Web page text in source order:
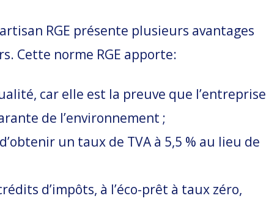
RGE présente plusieurs avantages
Cette norme RGE apporte:
car elle est la preuve que l’entreprise
de l’environnement ;
un taux de TVA à 5,5 % au lieu de
d’impôts, à l’éco-prêt à taux zéro,